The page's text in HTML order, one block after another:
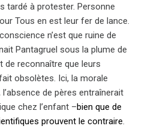
tardé à protester. Personne
Tous en est leur fer de lance.
n’est que ruine de
Pantagruel sous la plume de
de reconnaître que leurs
obsolètes. Ici, la morale
de pères entraînerait
chez l’enfant –bien que de
prouvent le contraire